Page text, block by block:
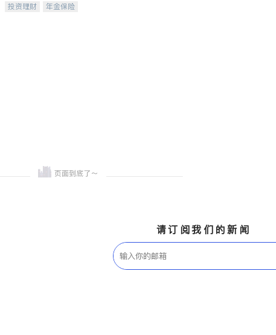
投资理财
年金保险
请订阅我们的新闻